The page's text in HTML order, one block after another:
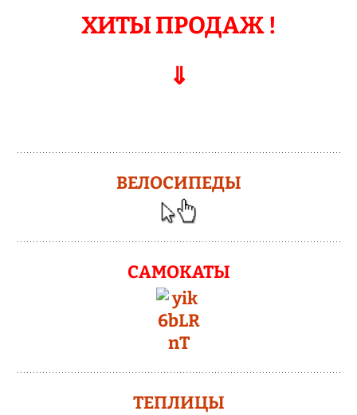
ХИТЫ ПРОДАЖ !
⇓
ВЕЛОСИПЕДЫ
САМОКАТЫ
ТЕПЛИЦЫ